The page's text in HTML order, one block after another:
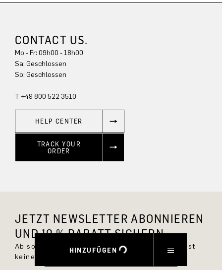
HINZUFÜGEN
CONTACT US.
Mo - Fr: 09h00 - 18h00
Sa: Geschlossen
So: Geschlossen
T +49 800 522 3510
HELP CENTER
TRACK YOUR
ORDER
JETZT NEWSLETTER ABONNIEREN
UND 10 % RABATT SICHERN.
Ab sofort bist Du immer up to date und verpasst
keine neuen Styles im DRYKORN Online Shop.